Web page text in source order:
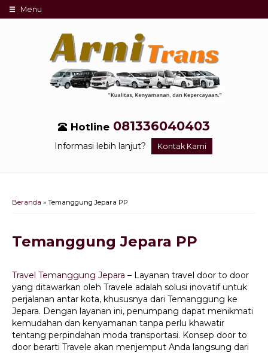
Menu
Hotline 081336040403
Informasi lebih lanjut? Kontak Kami
Beranda » Temanggung Jepara PP
Temanggung Jepara PP
Travel Temanggung Jepara – Layanan travel door to door
yang ditawarkan oleh Travele adalah solusi inovatif untuk
perjalanan antar kota, khususnya dari Temanggung ke
Jepara. Dengan layanan ini, penumpang dapat menikmati
kemudahan dan kenyamanan tanpa perlu khawatir
tentang perpindahan moda transportasi. Konsep door to
door berarti Travele akan menjemput Anda langsung dari